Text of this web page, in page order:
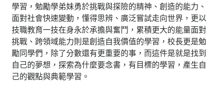
學習，勉勵學弟妹勇於挑戰與探險的精神、創造的能力、
面對社會快速變動，懂得思辨、廣泛嘗試走向世界，更以
技職教育一技在身永於承擔與奮鬥，累積更大的能量面對
挑戰、跨領域能力則是創造自我價值的學習，校長更是勉
勵同學們，除了分數還有更重要的事，而這件是就是找到
自己的夢想，探索為什麼要念書，有目標的學習，產生自
己的觀點與典範學習。